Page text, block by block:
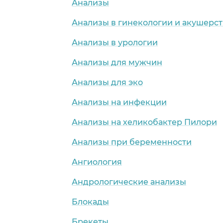
Анализы
Анализы в гинекологии и
Анализы в урологии
Анализы для мужчин
Анализы для эко
Анализы на инфекции
Анализы на хеликобактер Пилори
Анализы при беременности
Ангиология
Андрологические анализы
Блокады